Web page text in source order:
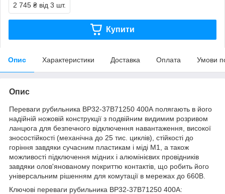
2 745 ₴ від 3 шт.
Купити
Опис Характеристики Доставка Оплата Умови
Опис
Переваги рубильника ВР32-37В71250 400А полягають в його
надійній ножовій конструкції з подвійним видимим розривом
ланцюга для безпечного відключення навантаження, високої
зносостійкості (механічна до 25 тис. циклів), стійкості до
горіння завдяки сучасним пластикам і міді М1, а також
можливості підключення мідних і алюмінієвих провідників
завдяки олов'янованому покриттю контактів, що робить його
універсальним рішенням для комутації в мережах до 660В.
Ключові переваги рубильника ВР32-37В71250 400А: